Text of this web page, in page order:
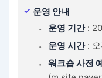
운영 안내
운영 기간 :
운영 시간 :
워크숍 사전